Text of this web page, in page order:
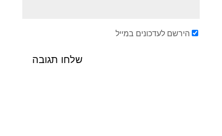
הירשם לעדכונים במייל